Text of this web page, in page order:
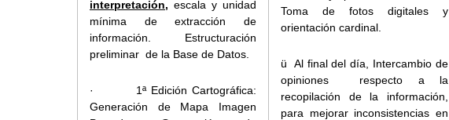
interpretación, escala y unidad
mínima de extracción de
información. Estructuración
preliminar de la Base de Datos.
· 1ª Edición Cartográfica:
Generación de Mapa Imagen
Toma de fotos digitales y
orientación cardinal.
ü Al final del día, Intercambio de
opiniones respecto a la
recopilación de la información,
para mejorar inconsistencias en